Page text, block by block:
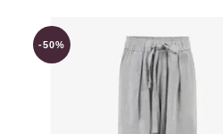
-50%